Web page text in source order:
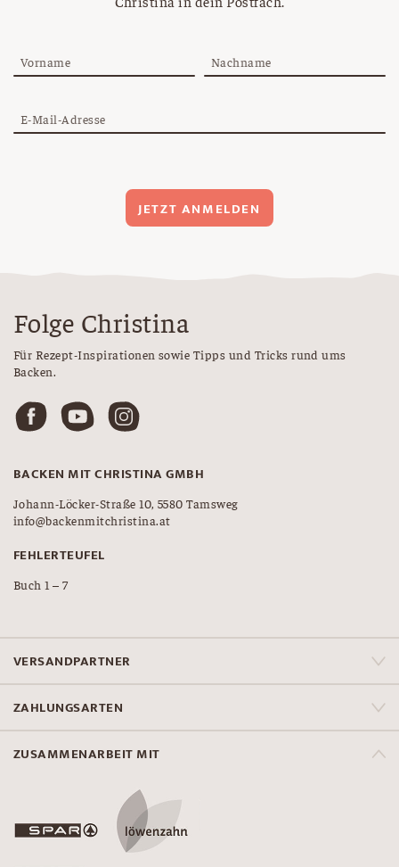
Vorname Nachname
E-Mail-Adresse
JETZT ANMELDEN
Folge Christina
Für Rezept-Inspirationen sowie Tipps und Tricks rund ums
Backen.
BACKEN MIT CHRISTINA GMBH
Johann-Löcker-Straße 10, 5580 Tamsweg
info@backenmitchristina.at
FEHLERTEUFEL
Buch 1 – 7
VERSANDPARTNER
ZAHLUNGSARTEN
ZUSAMMENARBEIT MIT